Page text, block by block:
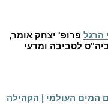
הרגל פרופ' יצחק אומר,
לסביבה ומדעי
המים העולמי | הקהילה